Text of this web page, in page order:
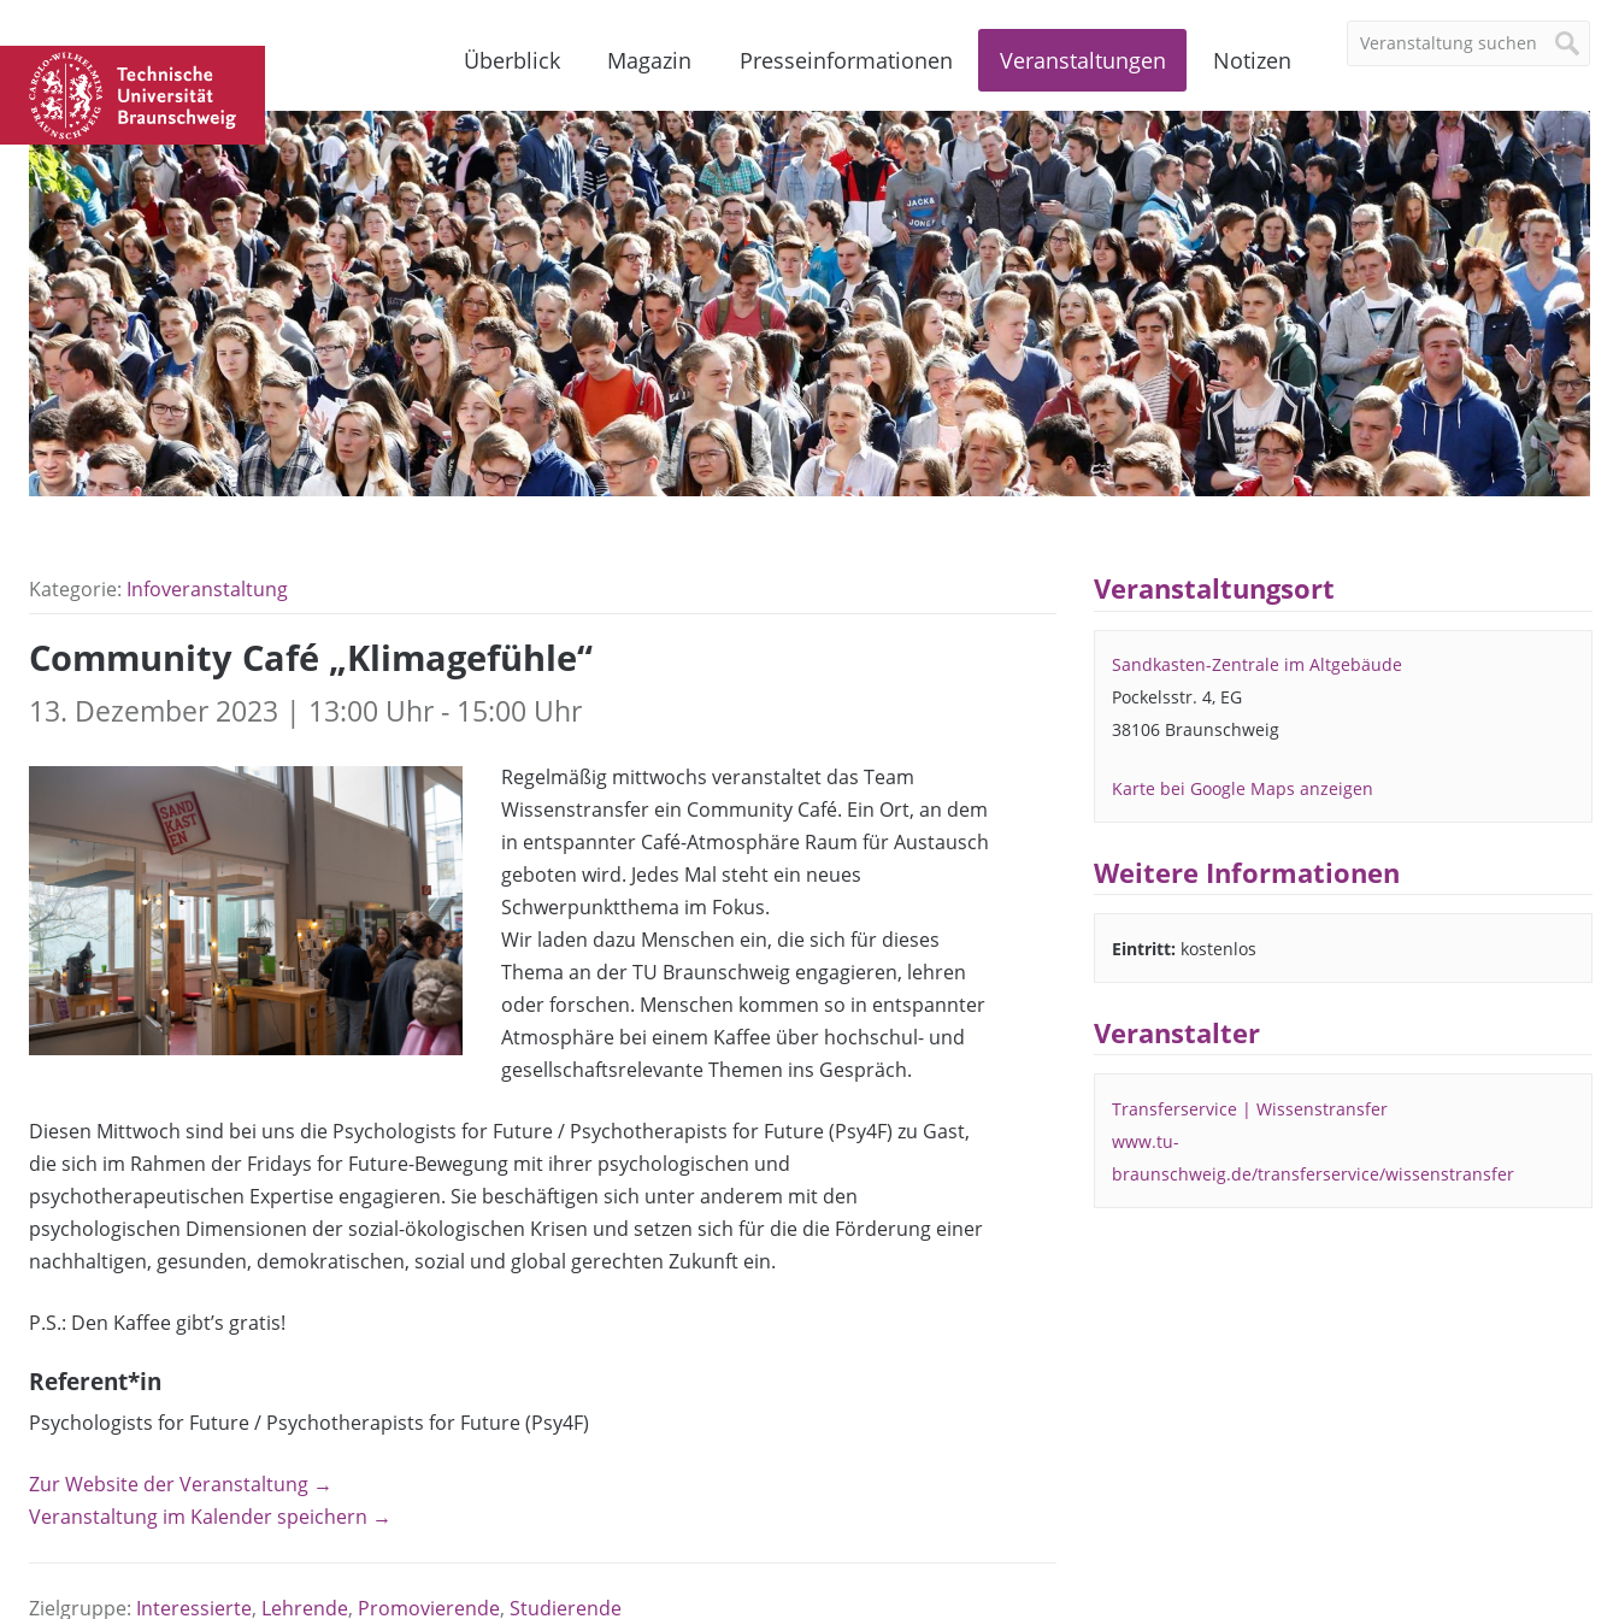
Überblick Magazin Presseinformationen Veranstaltungen Notizen
Kategorie: Infoveranstaltung
Community Café „Klimagefühle“
13. Dezember 2023 | 13:00 Uhr - 15:00 Uhr
Regelmäßig mittwochs veranstaltet das Team
Wissenstransfer ein Community Café. Ein Ort, an dem
in entspannter Café-Atmosphäre Raum für Austausch
geboten wird. Jedes Mal steht ein neues
Schwerpunktthema im Fokus.
Wir laden dazu Menschen ein, die sich für dieses
Thema an der TU Braunschweig engagieren, lehren
oder forschen. Menschen kommen so in entspannter
Atmosphäre bei einem Kaffee über hochschul- und
gesellschaftsrelevante Themen ins Gespräch.
Diesen Mittwoch sind bei uns die Psychologists for Future / Psychotherapists for Future (Psy4F) zu Gast,
die sich im Rahmen der Fridays for Future-Bewegung mit ihrer psychologischen und
psychotherapeutischen Expertise engagieren. Sie beschäftigen sich unter anderem mit den
psychologischen Dimensionen der sozial-ökologischen Krisen und setzen sich für die die Förderung einer
nachhaltigen, gesunden, demokratischen, sozial und global gerechten Zukunft ein.
P.S.: Den Kaffee gibt’s gratis!
Referent*in
Psychologists for Future / Psychotherapists for Future (Psy4F)
Zur Website der Veranstaltung →
Veranstaltung im Kalender speichern →
Zielgruppe: Interessierte, Lehrende, Promovierende, Studierende
Veranstaltungsort
Sandkasten-Zentrale im Altgebäude
Pockelsstr. 4, EG
38106 Braunschweig
Karte bei Google Maps anzeigen
Weitere Informationen
Eintritt: kostenlos
Veranstalter
Transferservice | Wissenstransfer
www.tu-
braunschweig.de/transferservice/wissenstransfer